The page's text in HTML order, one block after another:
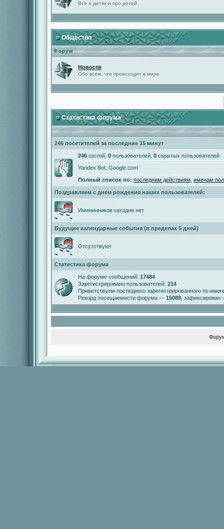
Всё о детях и про детей
Общество
Форум
Новости
Обо всем, что происходит в мире
Статистика форума
246 посетителей за последние 15 минут
246 гостей, 0 пользователей, 0 скрытых пользователей
Yandex Bot, Google.com
Полный список по: последним действиям именам
Поздравляем с днем рождения наших пользователей:
Именинников сегодня нет
Будущие календарные события (в пределах 5 дней)
Отсутствуют
Статистика форума
На форуме сообщений: 17484
Зарегистрировано пользователей: 214
Приветствуем последнего зарегистрированного по
Рекорд посещаемости форума — 15089 ,